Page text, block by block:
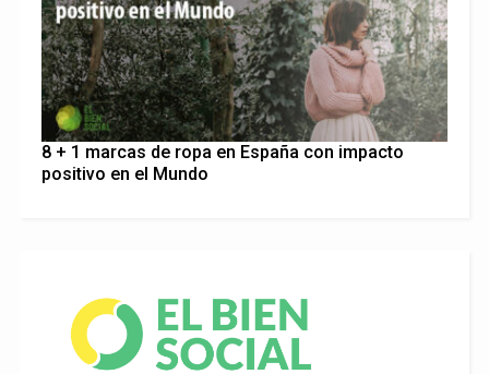
8 + 1 marcas de ropa en España con impacto
positivo en el Mundo